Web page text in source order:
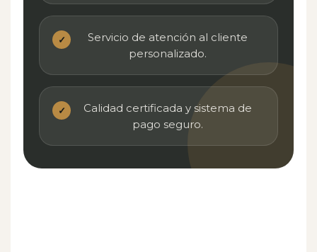
✓
Servicio de atención al cliente
personalizado.
✓
Calidad certificada y sistema de
pago seguro.